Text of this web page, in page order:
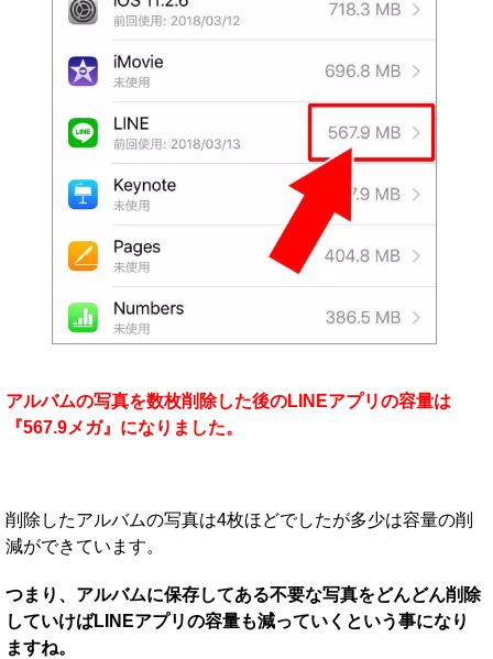
アルバムの写真を数枚削除した後のLINEアプリの容量は
『567.9メガ』になりました。
削除したアルバムの写真は4枚ほどでしたが多少は容量の削
減ができています。
つまり、アルバムに保存してある不要な写真をどんどん削除
していけばLINEアプリの容量も減っていくという事になり
ますね。